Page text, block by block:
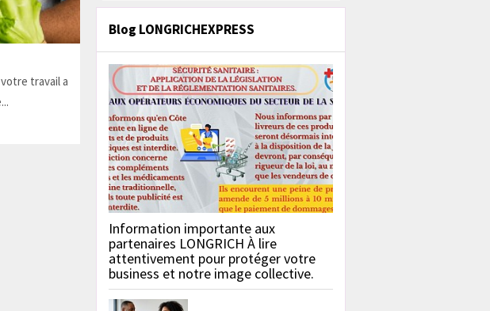
travail a
Blog LONGRICHEXPRESS
Information importante aux
partenaires LONGRICH À lire
attentivement pour protéger votre
business et notre image collective.